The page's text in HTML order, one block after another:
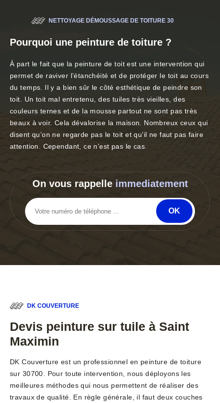
NETTOYAGE DÉMOUSSAGE DE TOITURE 30
Pourquoi une peinture de toiture ?
À part le fait que la peinture de toit est une intervention qui
permet de raviver l’étanchéité et de protéger le toit au cours
du temps. Il y a bien sûr le côté esthétique de peindre son
toit. Un toit mal entretenu, des tuiles très vieilles, des
couleurs ternes et de la mousse partout ne sont pas très
beaux à voir. Cela dévalorise la maison. Nombreux ceux qui
disent qu’on ne regarde pas le toit et qu’il ne faut pas faire
attention. Cependant, ce n’est pas le cas.
On vous rappelle immediatement
DK COUVERTURE
Devis peinture sur tuile à Saint
Maximin
DK Couverture est un professionnel en peinture de toiture
sur 30700. Pour toute intervention, nous déployons les
meilleures méthodes qui nous permettent de réaliser des
travaux de qualité. En règle générale, il faut deux couches